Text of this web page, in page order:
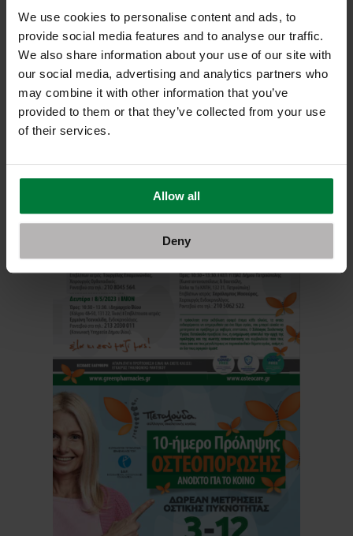
We use cookies to personalise content and ads, to
provide social media features and to analyse our traffic.
We also share information about your use of our site with
our social media, advertising and analytics partners who
may combine it with other information that you’ve
provided to them or that they’ve collected from your use
of their services.
Allow all
Deny